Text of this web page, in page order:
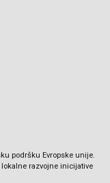
podršku Evropske unije.
razvojne inicijative